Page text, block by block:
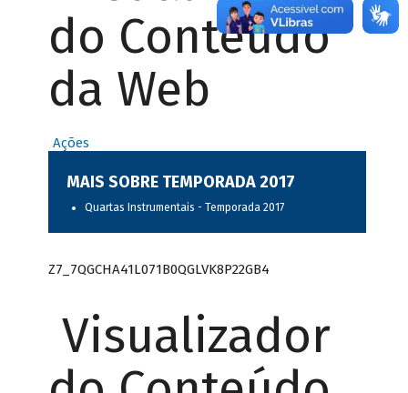
do Conteúdo
da Web
Ações
MAIS SOBRE TEMPORADA 2017
Quartas Instrumentais - Temporada 2017
Z7_7QGCHA41L071B0QGLVK8P22GB4
Visualizador